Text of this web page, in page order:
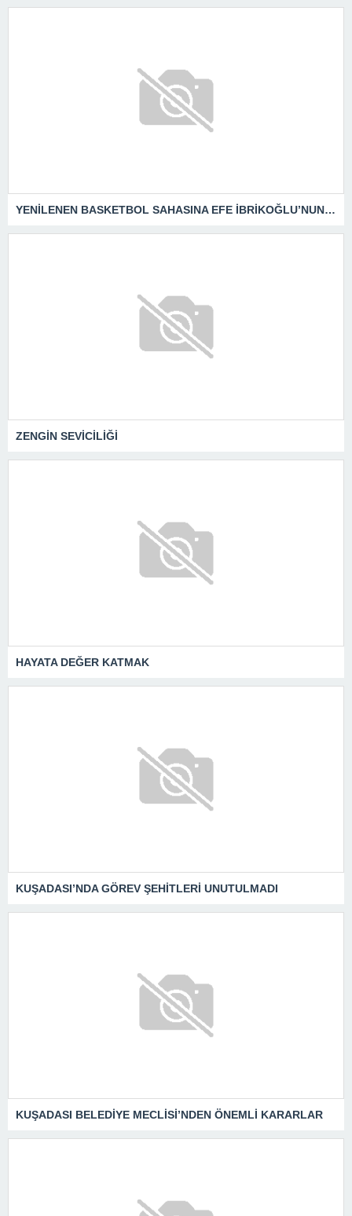
YENİLENEN BASKETBOL SAHASINA EFE İBRİKOĞLU’NUN ADI VERİLDİ
ZENGİN SEVİCİLİĞİ
HAYATA DEĞER KATMAK
KUŞADASI’NDA GÖREV ŞEHİTLERİ UNUTULMADI
KUŞADASI BELEDİYE MECLİSİ’NDEN ÖNEMLİ KARARLAR